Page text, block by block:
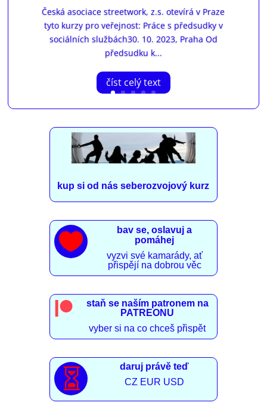
Česká asociace streetwork, z.s. otevírá v Praze
tyto kurzy pro veřejnost: Práce s předsudky v
sociálních službách30. 10. 2023, Praha Od
předsudku k...
číst celý text
kup si od nás seberozvojový kurz

bav se, oslavuj a
pomáhej
vyzvi své kamarády, ať
přispějí na dobrou věc
staň se naším patronem na
PATREONU
vyber si na co chceš přispět

daruj právě teď
CZ EUR USD